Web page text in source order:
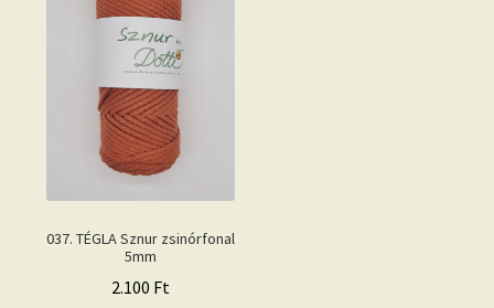
037. TÉGLA Sznur zsinórfonal
5mm
2.100 Ft